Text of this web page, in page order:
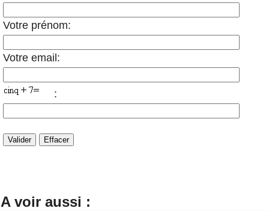
Votre prénom:
Votre email:
:
A voir aussi :